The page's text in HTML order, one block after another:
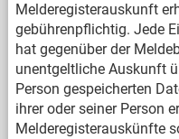
Melderegisterauskunft
gebührenpflichtig. Jede
hat gegenüber der
unentgeltliche Auskunft
Person gespeicherten
ihrer oder seiner Person
Melderegisterauskünfte